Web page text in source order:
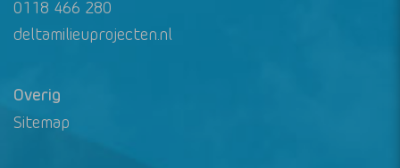
0118 466 280
deltamilieuprojecten.nl
Overig
Sitemap